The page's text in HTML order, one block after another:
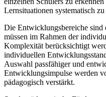
Lernsituationen systematisch
Die Entwicklungsbereiche sind
müssen im Rahmen der
Komplexität berücksichtigt
individuellen
Auswahl passfähiger und
Entwicklungsimpulse werden
pädagogisch verstärkt.